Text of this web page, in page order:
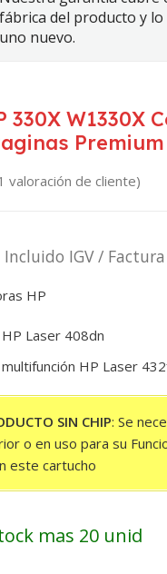
fábrica del producto y
uno nuevo.
330X W1330X
valoración de cliente)
Incluido IGV / Factura
HP
Laser 408dn
HP Laser
SIN CHIP: Se
o en uso para su
este cartucho
mas 20 unid